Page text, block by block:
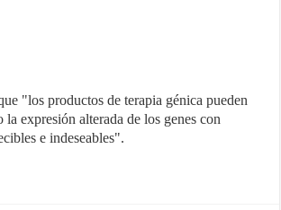
"los productos de terapia génica pueden
la expresión alterada de los genes con
e indeseables".